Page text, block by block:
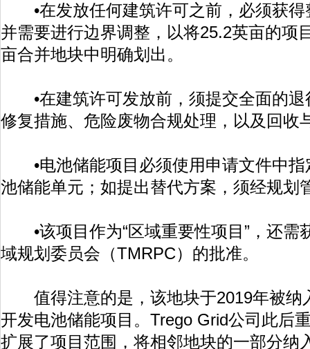
•在发放任何建筑许可之前，必须获得
并需要进行边界调整，以将25.2英亩的项
亩合并地块中明确划出。
•在建筑许可发放前，须提交全面的退
修复措施、危险废物合规处理，以及回收
•电池储能项目必须使用申请文件中指
池储能单元；如提出替代方案，须经规划
•该项目作为“区域重要性项目”，还需
域规划委员会（TMRPC）的批准。
值得注意的是，该地块于2019年被纳
开发电池储能项目。Trego Grid公司此后
扩展了项目范围，将相邻地块的一部分纳